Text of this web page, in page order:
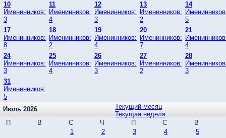
10
Именинников:
3
11
Именинников:
4
12
Именинников:
3
13
Именинников:
2
14
5
17
Именинников:
8
18
Именинников:
2
19
Именинников:
4
20
Именинников:
7
21
4
24
Именинников:
3
25
Именинников:
4
26
Именинников:
3
27
Именинников:
2
28
3
31
Именинников:
5
Текущий месяц
Текущая неделя
Июль 2026
П
В С Ч П С
В
1
2 3 4
5